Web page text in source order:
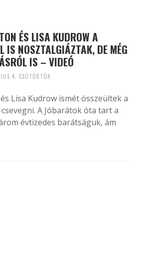
ÉS LISA KUDROW A
IS NOSZTALGIÁZTAK, DE MÉG
IS – VIDEÓ
4. CSÜTÖRTÖK
Lisa Kudrow ismét összeültek a
A Jóbarátok óta tart a
évtizedes barátságuk, ám